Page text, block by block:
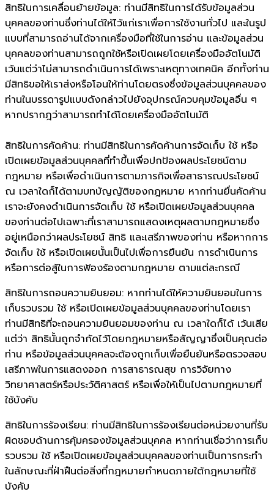
สิทธิในการเคลื่อนย้ายข้อมูล: ท่านมีสิทธิในการได้รับข้อมูลส่วน
บุคคลของท่านซึ่งท่านได้ให้ไว้แก่เราเพื่อการใช้งานทั่วไป และในรูป
แบบที่สามารถอ่านได้จากเครื่องมือที่ใช้ในการอ่าน และข้อมูลส่วน
บุคคลของท่านสามารถถูกใช้หรือเปิดเผยโดยเครื่องมืออัตโนมัติ
เว้นแต่ว่าไม่สามารถดำเนินการได้เพราะเหตุทางเทคนิค อีกทั้งท่าน
มีสิทธิขอให้เราส่งหรือโอนให้ท่านโดยตรงซึ่งข้อมูลส่วนบุคคลของ
ท่านในบรรดารูปแบบดังกล่าวไปยังอุปกรณ์ควบคุมข้อมูลอื่น ๆ
หากปรากฎว่าสามารถทำได้โดยเครื่องมืออัตโนมัติ
สิทธิในการคัดค้าน: ท่านมีสิทธิในการคัดค้านการจัดเก็บ ใช้ หรือ
เปิดเผยข้อมูลส่วนบุคคลที่ทำขึ้นเพื่อปกป้องผลประโยชน์ตาม
กฎหมาย หรือเพื่อดำเนินการตามภารกิจเพื่อสาธารณประโยชน์
ณ เวลาใดก็ได้ตามบทบัญญัติของกฎหมาย หากท่านยื่นคัดค้าน
เราจะยังคงดำเนินการจัดเก็บ ใช้ หรือเปิดเผยข้อมูลส่วนบุคคล
ของท่านต่อไปเฉพาะที่เราสามารถแสดงเหตุผลตามกฎหมายซึ่ง
อยู่เหนือกว่าผลประโยชน์ สิทธิ และเสรีภาพของท่าน หรือหากการ
จัดเก็บ ใช้ หรือเปิดเผยนั้นเป็นไปเพื่อการยืนยัน การดำเนินการ
หรือการต่อสู้ในการฟ้องร้องตามกฎหมาย ตามแต่ละกรณี
สิทธิในการถอนความยินยอม: หากท่านได้ให้ความยินยอมในการ
เก็บรวบรวม ใช้ หรือเปิดเผยข้อมูลส่วนบุคคลของท่านโดยเรา
ท่านมีสิทธิที่จะถอนความยินยอมของท่าน ณ เวลาใดก็ได้ เว้นเสีย
แต่ว่า สิทธินั้นถูกจำกัดไว้โดยกฎหมายหรือสัญญาซึ่งเป็นคุณต่อ
ท่าน หรือข้อมูลส่วนบุคคลจะต้องถูกเก็บเพื่อยืนยันหรือตรวจสอบ
เสรีภาพในการแสดงออก การสาธารณสุข การวิจัยทาง
วิทยาศาสตร์หรือประวัติศาสตร์ หรือเพื่อให้เป็นไปตามกฎหมายที่
ใช้บังคับ
สิทธิในการร้องเรียน: ท่านมีสิทธิในการร้องเรียนต่อหน่วยงานที่รับ
ผิดชอบด้านการคุ้มครองข้อมูลส่วนบุคคล หากท่านเชื่อว่าการเก็บ
รวบรวม ใช้ หรือเปิดเผยข้อมูลส่วนบุคคลของท่านเป็นการกระทำ
ในลักษณะที่ฝ่าฝืนต่อสิ่งที่กฎหมายกำหนดภายใต้กฎหมายที่ใช้
บังคับ